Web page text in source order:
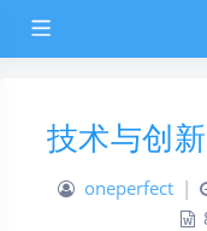
技术与创
oneperfect |